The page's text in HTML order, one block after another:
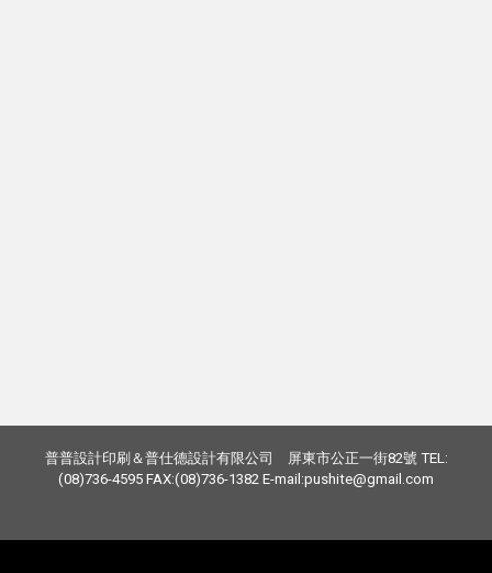
普普設計印刷＆普仕德設計有限公司 屏東市公正一街82號 TEL:
(08)736-4595 FAX:(08)736-1382 E-mail:pushite@gmail.com